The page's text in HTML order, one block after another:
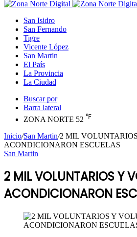
San Isidro
San Fernando
Tigre
Vicente López
San Martin
El País
La Provincia
La Ciudad
Buscar por
Barra lateral
ZONA NORTE 52 ℉
Inicio/San Martin/2 MIL
ACONDICIONARON ESCUELAS
San Martin
2 MIL VOLUNTARIOS Y
ACONDICIONARON